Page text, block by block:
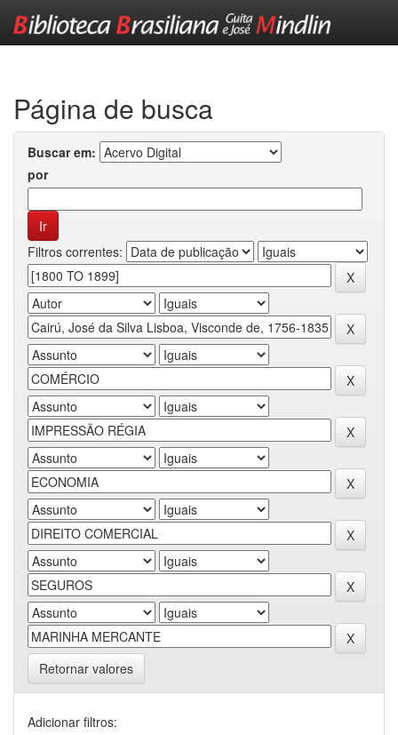
Página de busca
Buscar em:
por
Filtros correntes:
Retornar valores
Adicionar filtros: